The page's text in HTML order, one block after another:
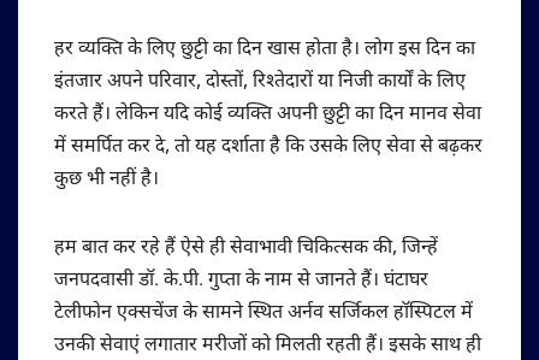
हर व्यक्ति के लिए छुट्टी का दिन खास होता है। लोग इस दिन का
इंतजार अपने परिवार, दोस्तों, रिश्तेदारों या निजी कार्यों के लिए
करते हैं। लेकिन यदि कोई व्यक्ति अपनी छुट्टी का दिन मानव सेवा
में समर्पित कर दे, तो यह दर्शाता है कि उसके लिए सेवा से बढ़कर
कुछ भी नहीं है।
हम बात कर रहे हैं ऐसे ही सेवाभावी चिकित्सक की, जिन्हें
जनपदवासी डॉ. के.पी. गुप्ता के नाम से जानते हैं। घंटाघर
टेलीफोन एक्सचेंज के सामने स्थित अर्नव सर्जिकल हॉस्पिटल में
उनकी सेवाएं लगातार मरीजों को मिलती रहती हैं। इसके साथ ही